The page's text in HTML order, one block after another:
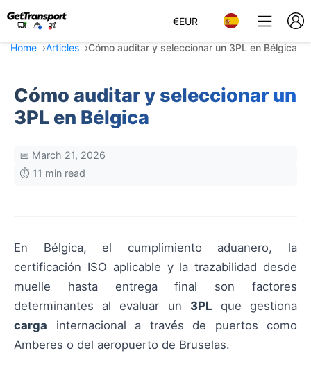
€EUR
Home Articles Cómo auditar y seleccionar un 3PL en Bélgica
Cómo auditar y seleccionar un
3PL en Bélgica
📅 March 21, 2026
⏱️ 11 min read
En Bélgica, el cumplimiento aduanero, la
certificación ISO aplicable y la trazabilidad desde
muelle hasta entrega final son factores
determinantes al evaluar un 3PL que gestiona
carga internacional a través de puertos como
Amberes o del aeropuerto de Bruselas.